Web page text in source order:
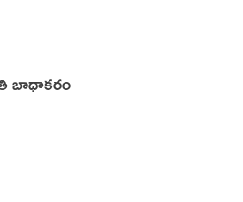
బాధాకరం